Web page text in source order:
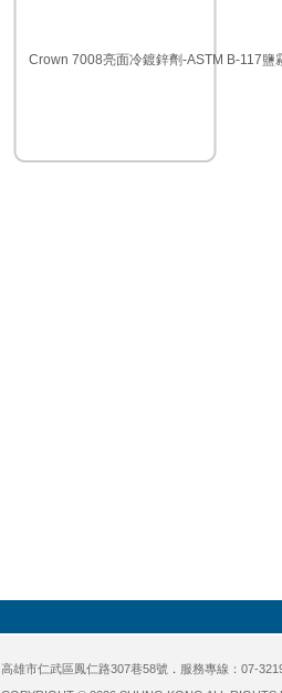
高雄市仁武區鳳仁路307巷58號 ． 服務專線：07-